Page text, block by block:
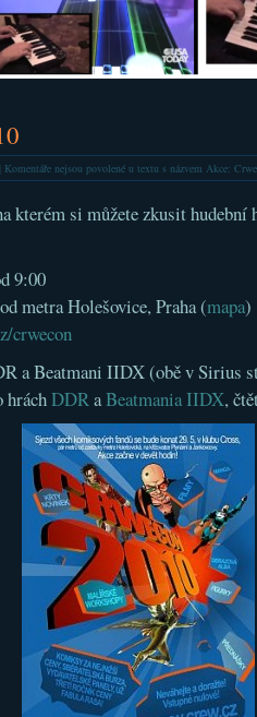
Komentáře nejsou povolenéu textu s názvem Akce:
kterém si můžete zkusit hudební
9:00
metra Holešovice, Praha (mapa)
crwecon
a Beatmani IIDX (obě v Sirius
hráchDDRaBeatmania IIDX,